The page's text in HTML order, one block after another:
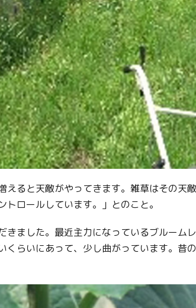
えると天敵がやってきます。雑草はその天
ロールしています。」とのこと。
きました。最近主力になっているブルーム
くらいにあって、少し曲がっています。昔
Facebook
Line
Copy URL